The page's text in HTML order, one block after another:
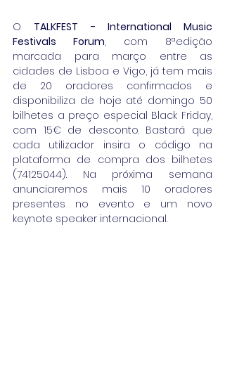
O TALKFEST - International Music
Festivals Forum, com 8ªedição
marcada para março entre as
cidades de Lisboa e Vigo, já tem mais
de 20 oradores confirmados e
disponibiliza de hoje até domingo 50
bilhetes a preço especial Black Friday,
com 15€ de desconto. Bastará que
cada utilizador insira o código na
plataforma de compra dos bilhetes
(74125044). Na próxima semana
anunciaremos mais 10 oradores
presentes no evento e um novo
keynote speaker internacional.